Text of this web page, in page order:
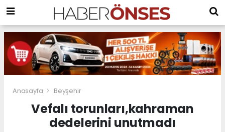
Anasayfa Beyşehir
Vefalı torunları,kahraman
dedelerini unutmadı